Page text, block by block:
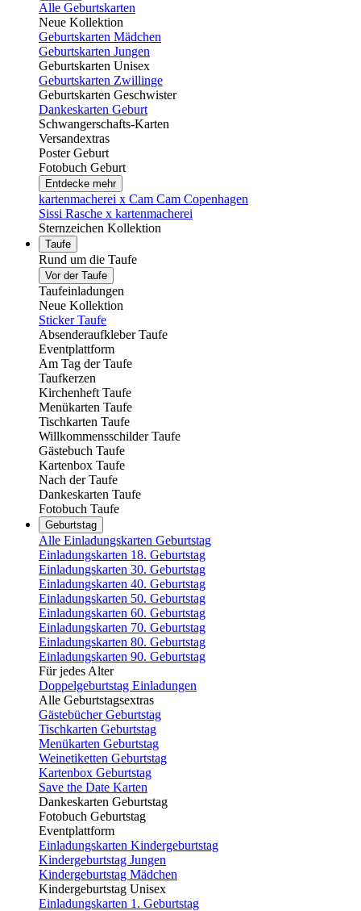
Alle Geburtskarten
Neue Kollektion
Geburtskarten Mädchen
Geburtskarten Jungen
Geburtskarten Unisex
Geburtskarten Zwillinge
Geburtskarten Geschwister
Dankeskarten Geburt
Schwangerschafts-Karten
Versandextras
Poster Geburt
Fotobuch Geburt
Entdecke mehr
kartenmacherei x Cam Cam Copenhagen
Sissi Rasche x kartenmacherei
Sternzeichen Kollektion
Taufe
Rund um die Taufe
Vor der Taufe
Taufeinladungen
Neue Kollektion
Sticker Taufe
Absenderaufkleber Taufe
Eventplattform
Am Tag der Taufe
Taufkerzen
Kirchenheft Taufe
Menükarten Taufe
Tischkarten Taufe
Willkommensschilder Taufe
Gästebuch Taufe
Kartenbox Taufe
Nach der Taufe
Dankeskarten Taufe
Fotobuch Taufe
Geburtstag
Alle Einladungskarten Geburtstag
Einladungskarten 18. Geburtstag
Einladungskarten 30. Geburtstag
Einladungskarten 40. Geburtstag
Einladungskarten 50. Geburtstag
Einladungskarten 60. Geburtstag
Einladungskarten 70. Geburtstag
Einladungskarten 80. Geburtstag
Einladungskarten 90. Geburtstag
Für jedes Alter
Doppelgeburtstag Einladungen
Alle Geburtstagsextras
Gästebücher Geburtstag
Tischkarten Geburtstag
Menükarten Geburtstag
Weinetiketten Geburtstag
Kartenbox Geburtstag
Save the Date Karten
Dankeskarten Geburtstag
Fotobuch Geburtstag
Eventplattform
Einladungskarten Kindergeburtstag
Kindergeburtstag Jungen
Kindergeburtstag Mädchen
Kindergeburtstag Unisex
Einladungskarten 1. Geburtstag